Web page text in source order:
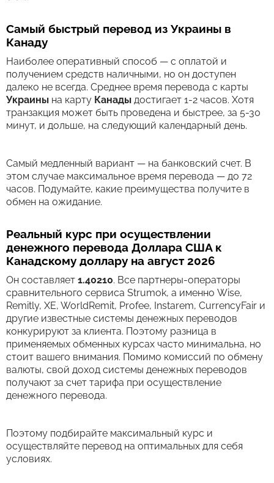
Самый быстрый перевод из Украины в
Канаду
Наиболее оперативный способ — с оплатой и
получением средств наличными, но он доступен
далеко не всегда. Среднее время перевода c карты
Украины на карту Канады достигает 1-2 часов. Хотя
транзакция может быть проведена и быстрее, за 5-30
минут, и дольше, на следующий календарный день.
Самый медленный вариант — на банковский счет. В
этом случае максимальное время перевода — до 72
часов. Подумайте, какие преимущества получите в
обмен на ожидание.
Реальный курс при осуществлении
денежного перевода Доллара США к
Канадскому доллару на август 2026
Он составляет 1.40210. Все партнеры-операторы
сравнительного сервиса Strumok, а именно Wise,
Remitly, XE, WorldRemit, Profee, Instarem, CurrencyFair и
другие известные системы денежных переводов
конкурируют за клиента. Поэтому разница в
применяемых обменных курсах часто минимальна, но
стоит вашего внимания. Помимо комиссий по обмену
валюты, свой доход системы денежных переводов
получают за счет тарифа при осуществление
денежного перевода.
Поэтому подбирайте максимальный курс и
осуществляйте перевод на оптимальных для себя
условиях.